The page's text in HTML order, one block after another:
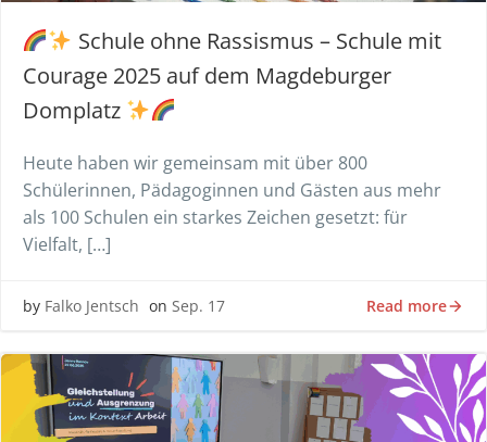
Schule ohne Rassismus – Schule mit
Courage 2025 auf dem Magdeburger
Domplatz
Heute haben wir gemeinsam mit über 800
Schülerinnen, Pädagoginnen und Gästen aus mehr
als 100 Schulen ein starkes Zeichen gesetzt: für
Vielfalt, […]
by Falko Jentsch on Sep. 17 Read more